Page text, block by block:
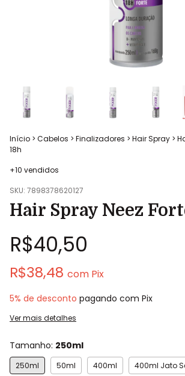
Início > Cabelos > Finalizadores > Hair Spray >
18h
+10 vendidos
SKU: 7898378620127
Hair Spray Neez
R$40,50
R$38,48 com Pix
5% de desconto pagando com Pix
Ver mais detalhes
Tamanho: 250ml
250ml 50ml 400ml 400ml Jato